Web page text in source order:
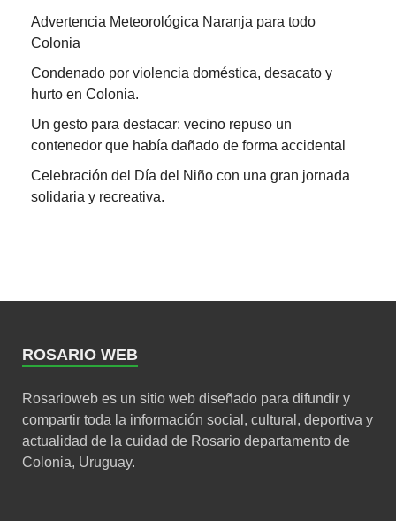
Advertencia Meteorológica Naranja para todo
Colonia
Condenado por violencia doméstica, desacato y
hurto en Colonia.
Un gesto para destacar: vecino repuso un
contenedor que había dañado de forma accidental
Celebración del Día del Niño con una gran jornada
solidaria y recreativa.
ROSARIO WEB
Rosarioweb es un sitio web diseñado para difundir y
compartir toda la información social, cultural, deportiva y
actualidad de la cuidad de Rosario departamento de
Colonia, Uruguay.